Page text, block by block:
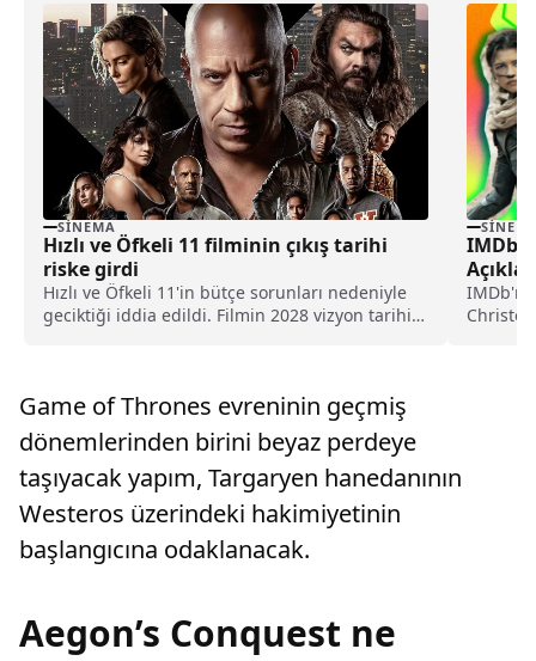
SINEMA
Hızlı ve Öfkeli 11 filminin çıkış tarihi
riske girdi
Hızlı ve Öfkeli 11'in bütçe sorunları nedeniyle
geciktiği iddia edildi. Filmin 2028 vizyon tarihi
IMDb
Game of Thrones evreninin geçmiş
dönemlerinden birini beyaz perdeye
taşıyacak yapım, Targaryen hanedanının
Westeros üzerindeki hakimiyetinin
başlangıcına odaklanacak.
Aegon’s Conquest ne